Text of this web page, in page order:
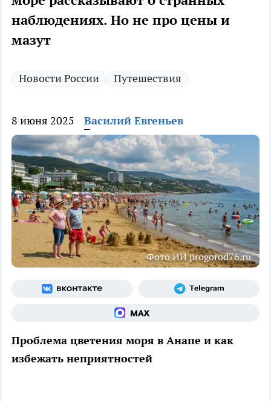
наблюдениях. Но не про цены и
мазут
Новости России Путешествия
8 июня 2025 Василий Евгеньев
Фото ИИ progorod76.ru
Проблема цветения моря в Анапе и как
избежать неприятностей